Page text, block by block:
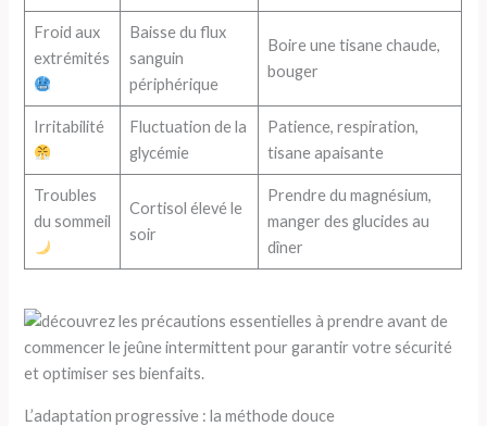
Froid aux
extrémités
Baisse du flux
sanguin
périphérique
Boire une tisane chaude,
bouger
Irritabilité
Fluctuation de la
glycémie
Patience, respiration,
tisane apaisante
Troubles
du sommeil
Cortisol élevé le
soir
Prendre du magnésium,
manger des glucides au
dîner
L’adaptation progressive : la méthode douce